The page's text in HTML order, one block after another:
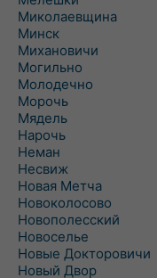
Миколаевщина
Минск
Михановичи
Могильно
Молодечно
Морочь
Мядель
Нарочь
Неман
Несвиж
Новая Метча
Новоколосово
Новополесский
Новоселье
Новые Докторовичи
Новый Двор